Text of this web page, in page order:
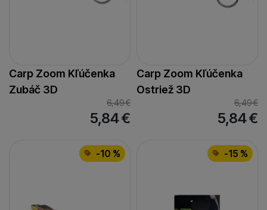
Carp Zoom Kľúčenka
Zubáč 3D
6,49€
5,84€
Carp Zoom Kľúčenka
Ostriež 3D
6,49€
5,84€
-10 % -15 %